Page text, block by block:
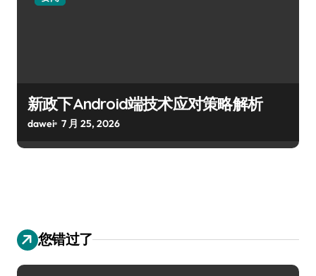
新政下Android端技术应对策略解析
dawei 7 月 25, 2026
您错过了